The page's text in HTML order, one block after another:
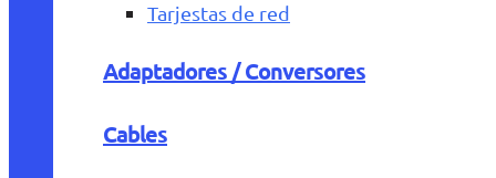
Tarjestas de red
Adaptadores / Conversores
Cables